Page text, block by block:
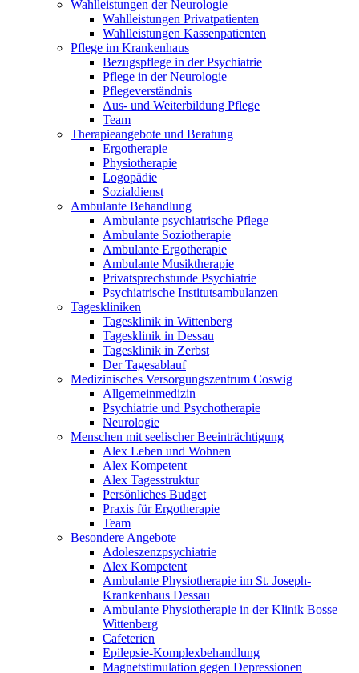
Wahlleistungen der Neurologie
Wahlleistungen Privatpatienten
Wahlleistungen Kassenpatienten
Pflege im Krankenhaus
Bezugspflege in der Psychiatrie
Pflege in der Neurologie
Pflegeverständnis
Aus- und Weiterbildung Pflege
Team
Therapieangebote und Beratung
Ergotherapie
Physiotherapie
Logopädie
Sozialdienst
Ambulante Behandlung
Ambulante psychiatrische Pflege
Ambulante Soziotherapie
Ambulante Ergotherapie
Ambulante Musiktherapie
Privatsprechstunde Psychiatrie
Psychiatrische Institutsambulanzen
Tageskliniken
Tagesklinik in Wittenberg
Tagesklinik in Dessau
Tagesklinik in Zerbst
Der Tagesablauf
Medizinisches Versorgungszentrum Coswig
Allgemeinmedizin
Psychiatrie und Psychotherapie
Neurologie
Menschen mit seelischer Beeinträchtigung
Alex Leben und Wohnen
Alex Kompetent
Alex Tagesstruktur
Persönliches Budget
Praxis für Ergotherapie
Team
Besondere Angebote
Adoleszenzpsychiatrie
Alex Kompetent
Ambulante Physiotherapie im St. Joseph-
Krankenhaus Dessau
Ambulante Physiotherapie in der Klinik Bosse
Wittenberg
Cafeterien
Epilepsie-Komplexbehandlung
Magnetstimulation gegen Depressionen